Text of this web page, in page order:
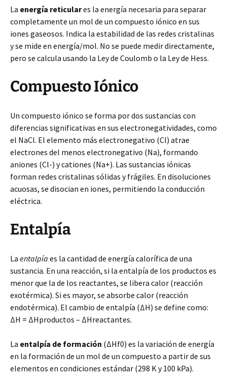
La energía reticulares la energía necesaria para separar
completamente un mol de un compuesto iónico en sus
iones gaseosos. Indica la estabilidad de las redes cristalinas
y se mide en energía/mol. No se puede medir directamente,
pero se calcula usando la Ley de Coulomb o la Ley de Hess.
Compuesto Iónico
Un compuesto iónico se forma por dos sustancias con
diferencias significativas en sus electronegatividades, como
el NaCl. El elemento más electronegativo (Cl) atrae
electrones del menos electronegativo (Na), formando
aniones (Cl-) y cationes (Na+). Las sustancias iónicas
forman redes cristalinas sólidas y frágiles. En disoluciones
acuosas, se disocian en iones, permitiendo la conducción
eléctrica.
Entalpía
La entalpía es la cantidad de energía calorífica de una
sustancia. En una reacción, si la entalpía de los productos es
menor que la de los reactantes, se libera calor (reacción
exotérmica). Si es mayor, se absorbe calor (reacción
endotérmica). El cambio de entalpía (ΔH) se define como:
ΔH = ΔHproductos – ΔHreactantes.
La entalpía de formación (ΔHf0) es la variación de energía
en la formación de un mol de un compuesto a partir de sus
elementos en condiciones estándar (298 K y 100 kPa).